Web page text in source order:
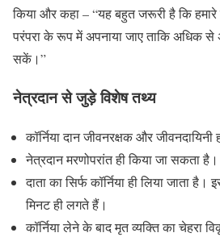
किया और कहा – “यह बहुत जरूरी है कि
परंपरा के रूप में अपनाया जाए ताकि अधिक
सकें।”
नेत्रदान से जुड़े विशेष तथ्य
कॉर्निया दान जीवनरक्षक और
नेत्रदान मरणोपरांत ही किया जा सकता है।
दाता का सिर्फ कॉर्निया ही लिया जाता
मिनट ही लगते हैं।
कॉर्निया लेने के बाद मृत व्यक्ति का चेहरा